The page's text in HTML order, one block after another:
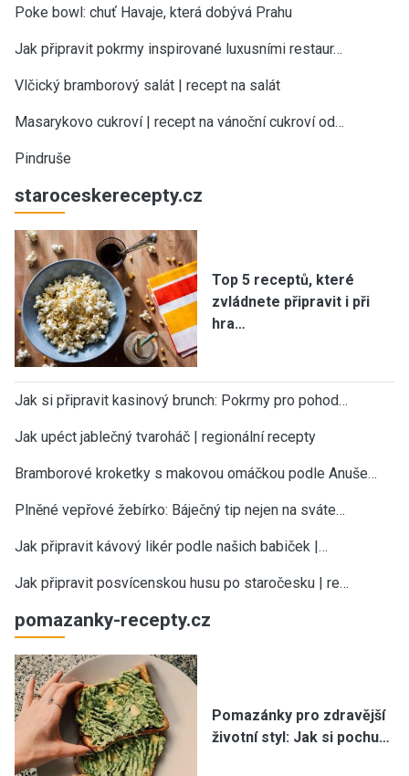
Poke bowl: chuť Havaje, která dobývá Prahu
Jak připravit pokrmy inspirované luxusními restaur…
Vlčický bramborový salát | recept na salát
Masarykovo cukroví | recept na vánoční cukroví od…
Pindruše
staroceskerecepty.cz
Top 5 receptů, které
zvládnete připravit i při
hra…
Jak si připravit kasinový brunch: Pokrmy pro pohod…
Jak upéct jablečný tvaroháč | regionální recepty
Bramborové kroketky s makovou omáčkou podle Anuše…
Plněné vepřové žebírko: Báječný tip nejen na sváte…
Jak připravit kávový likér podle našich babiček |…
Jak připravit posvícenskou husu po staročesku | re…
pomazanky-recepty.cz
Pomazánky pro zdravější
životní styl: Jak si pochu…